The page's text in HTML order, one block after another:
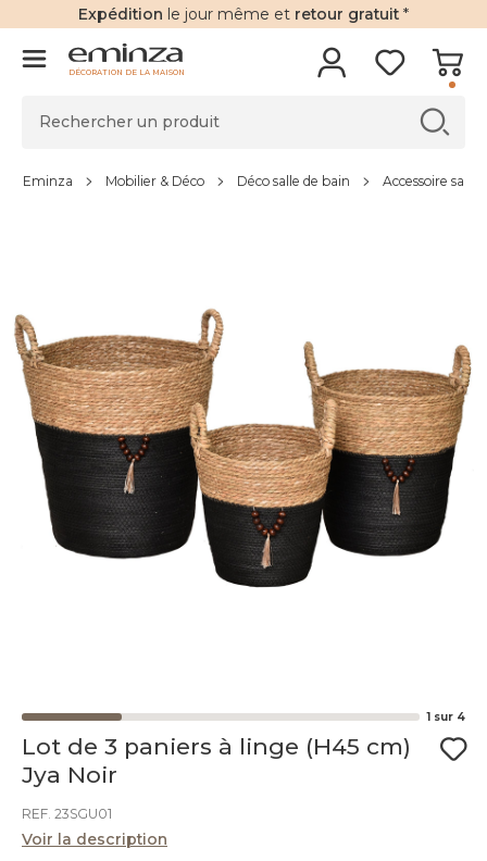
Expédition le jour même et retour gratuit *
DÉCORATION DE LA MAISON
Eminza Mobilier & Déco Déco salle de bain Accessoire salle
1 sur 4
Lot de 3 paniers à linge (H45 cm)
Jya Noir
REF. 23SGU01
Voir la description